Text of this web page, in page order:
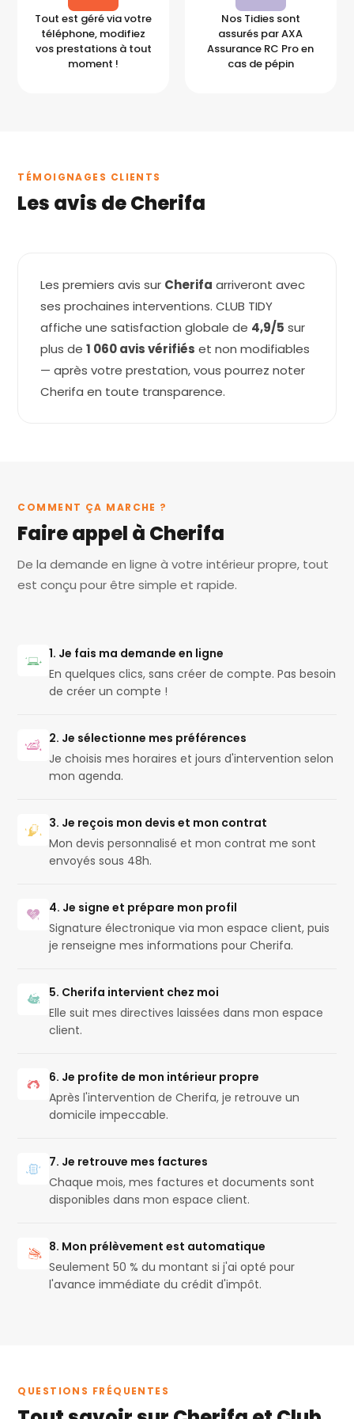
Tout est géré via votre
téléphone, modifiez
vos prestations à tout
moment !
Nos Tidies sont
assurés par AXA
Assurance RC Pro en
cas de pépin
TÉMOIGNAGES CLIENTS
Les avis de Cherifa
Les premiers avis sur Cherifa arriveront avec
ses prochaines interventions. CLUB TIDY
affiche une satisfaction globale de 4,9/5 sur
plus de1 060 avis vérifiés et non modifiables
— après votre prestation, vous pourrez noter
Cherifa en toute transparence.
COMMENT ÇA MARCHE ?
Faire appel à Cherifa
De la demande en ligne à votre intérieur propre, tout
est conçu pour être simple et rapide.
1. Je fais ma demande en ligne
En quelques clics, sans créer de compte. Pas besoin
de créer un compte !
2. Je sélectionne mes préférences
Je choisis mes horaires et jours d'intervention selon
mon agenda.
3. Je reçois mon devis et mon contrat
Mon devis personnalisé et mon contrat me sont
envoyés sous 48h.
4. Je signe et prépare mon profil
Signature électronique via mon espace client, puis
je renseigne mes informations pour Cherifa.
5. Cherifa intervient chez moi
Elle suit mes directives laissées dans mon espace
client.
6. Je profite de mon intérieur propre
Après l'intervention de Cherifa, je retrouve un
domicile impeccable.
7. Je retrouve mes factures
Chaque mois, mes factures et documents sont
disponibles dans mon espace client.
8. Mon prélèvement est automatique
Seulement 50 % du montant si j'ai opté pour
l'avance immédiate du crédit d'impôt.
QUESTIONS FRÉQUENTES